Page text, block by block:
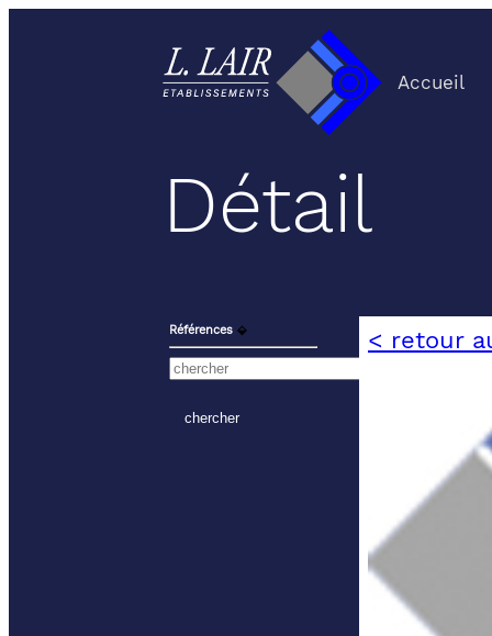
Accueil
Détail
Références ⬙ < retour